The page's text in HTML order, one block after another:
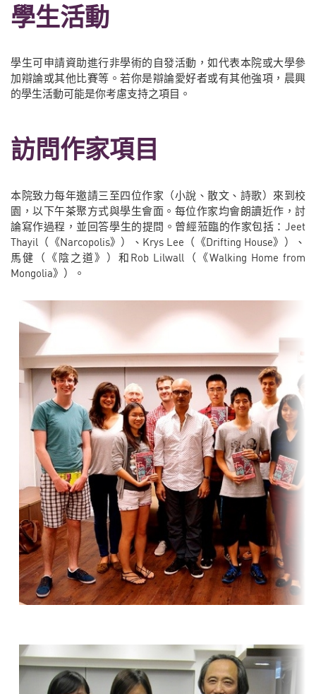
學生活動
學生可申請資助進行非學術的自發活動，如代表本院或大學參
加辯論或其他比賽等。若你是辯論愛好者或有其他強項，晨興
的學生活動可能是你考慮支持之項目。
訪問作家項目
本院致力每年邀請三至四位作家（小說、散文、詩歌）來到校
園，以下午茶聚方式與學生會面。每位作家均會朗讀近作，討
論寫作過程，並回答學生的提問。曾經蒞臨的作家包括：Jeet
Thayil（《Narcopolis》）、Krys Lee（《Drifting House》）、
馬健（《陰之道》）和Rob Lilwall（《Walking Home from
Mongolia》）。